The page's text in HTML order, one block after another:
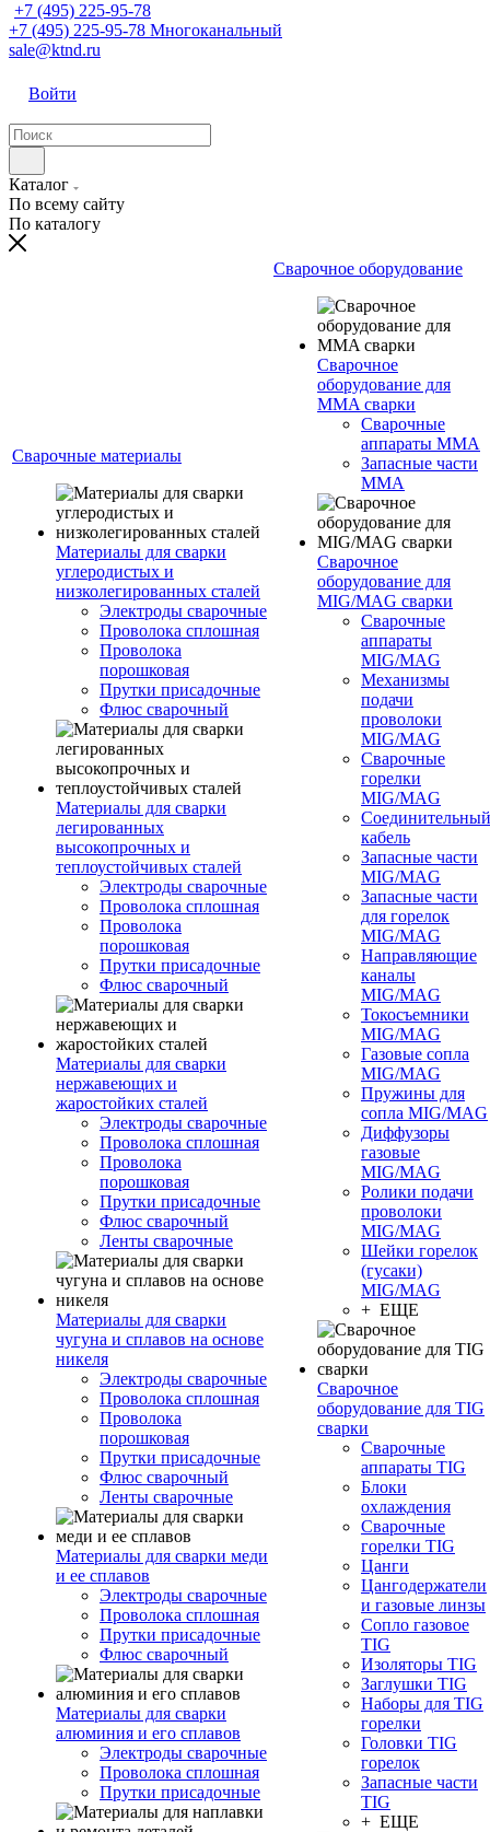
+7 (495) 225-95-78
+7 (495) 225-95-78 Многоканальный
sale@ktnd.ru
Войти
Каталог
По всему сайту
По каталогу
Сварочные материалы
Материалы для сварки
углеродистых и
низколегированных сталей
Электроды сварочные
Проволока сплошная
Проволока
порошковая
Прутки присадочные
Флюс сварочный
Материалы для сварки
легированных
высокопрочных и
теплоустойчивых сталей
Электроды сварочные
Проволока сплошная
Проволока
порошковая
Прутки присадочные
Флюс сварочный
Материалы для сварки
нержавеющих и
жаростойких сталей
Электроды сварочные
Проволока сплошная
Проволока
порошковая
Прутки присадочные
Флюс сварочный
Ленты сварочные
Материалы для сварки
чугуна и сплавов на основе
никеля
Электроды сварочные
Проволока сплошная
Проволока
порошковая
Прутки присадочные
Флюс сварочный
Ленты сварочные
Материалы для сварки меди
и ее сплавов
Электроды сварочные
Проволока сплошная
Прутки присадочные
Флюс сварочный
Материалы для сварки
алюминия и его сплавов
Электроды сварочные
Проволока сплошная
Прутки присадочные
Сварочное оборудование
Сварочное
оборудование для
MMA сварки
Сварочные
аппараты MMA
Запасные части
MMA
Сварочное
оборудование для
MIG/MAG сварки
Сварочные
аппараты
MIG/MAG
Механизмы
подачи
проволоки
MIG/MAG
Сварочные
горелки
MIG/MAG
Соединительный
кабель
Запасные части
MIG/MAG
Запасные части
для горелок
MIG/MAG
Направляющие
каналы
MIG/MAG
Токосъемники
MIG/MAG
Газовые сопла
MIG/MAG
Пружины для
сопла MIG/MAG
Диффузоры
газовые
MIG/MAG
Ролики подачи
проволоки
MIG/MAG
Шейки горелок
(гусаки)
MIG/MAG
+ ЕЩЕ
Сварочное
оборудование для TIG
сварки
Сварочные
аппараты TIG
Блоки
охлаждения
Сварочные
горелки TIG
Цанги
Цангодержатели
и газовые линзы
Сопло газовое
TIG
Изоляторы TIG
Заглушки TIG
Наборы для TIG
горелки
Головки TIG
горелок
Запасные части
TIG
+ ЕЩЕ